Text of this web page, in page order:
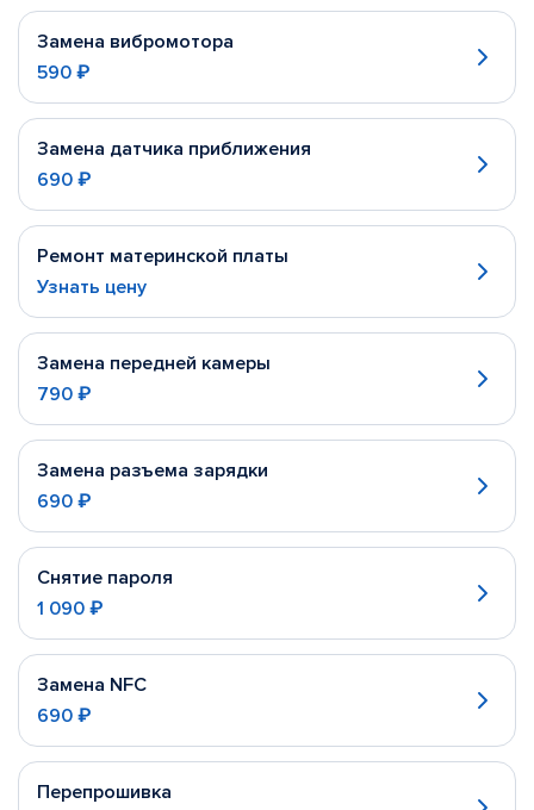
Замена вибромотора
590 ₽
Замена датчика приближения
690 ₽
Ремонт материнской платы
Узнать цену
Замена передней камеры
790 ₽
Замена разъема зарядки
690 ₽
Снятие пароля
1 090 ₽
Замена NFC
690 ₽
Перепрошивка